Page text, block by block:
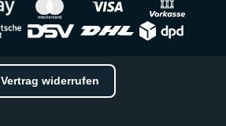
Vertrag widerrufen